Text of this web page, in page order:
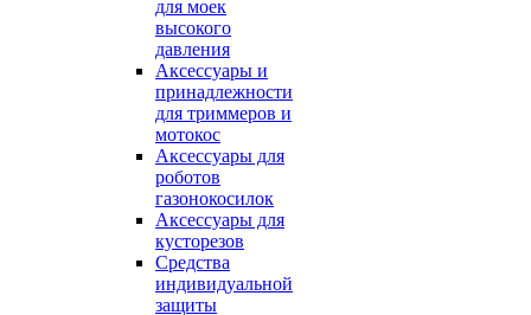
для моек
высокого
давления
Аксессуары и
принадлежности
для триммеров и
мотокос
Аксессуары для
роботов
газонокосилок
Аксессуары для
кусторезов
Средства
индивидуальной
защиты